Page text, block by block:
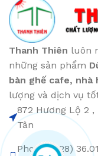
Thanh Thiên luôn
những sản phẩm
bàn ghế cafe, nhà
lượng và dịch vụ
872 Hương Lộ 2 ,
Tân
Phone: (028)